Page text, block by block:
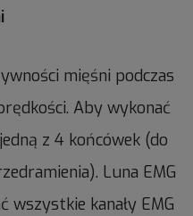
mięśni podczas
Aby wykonać
z 4 końcówek (do
Luna EMG
kanały EMG